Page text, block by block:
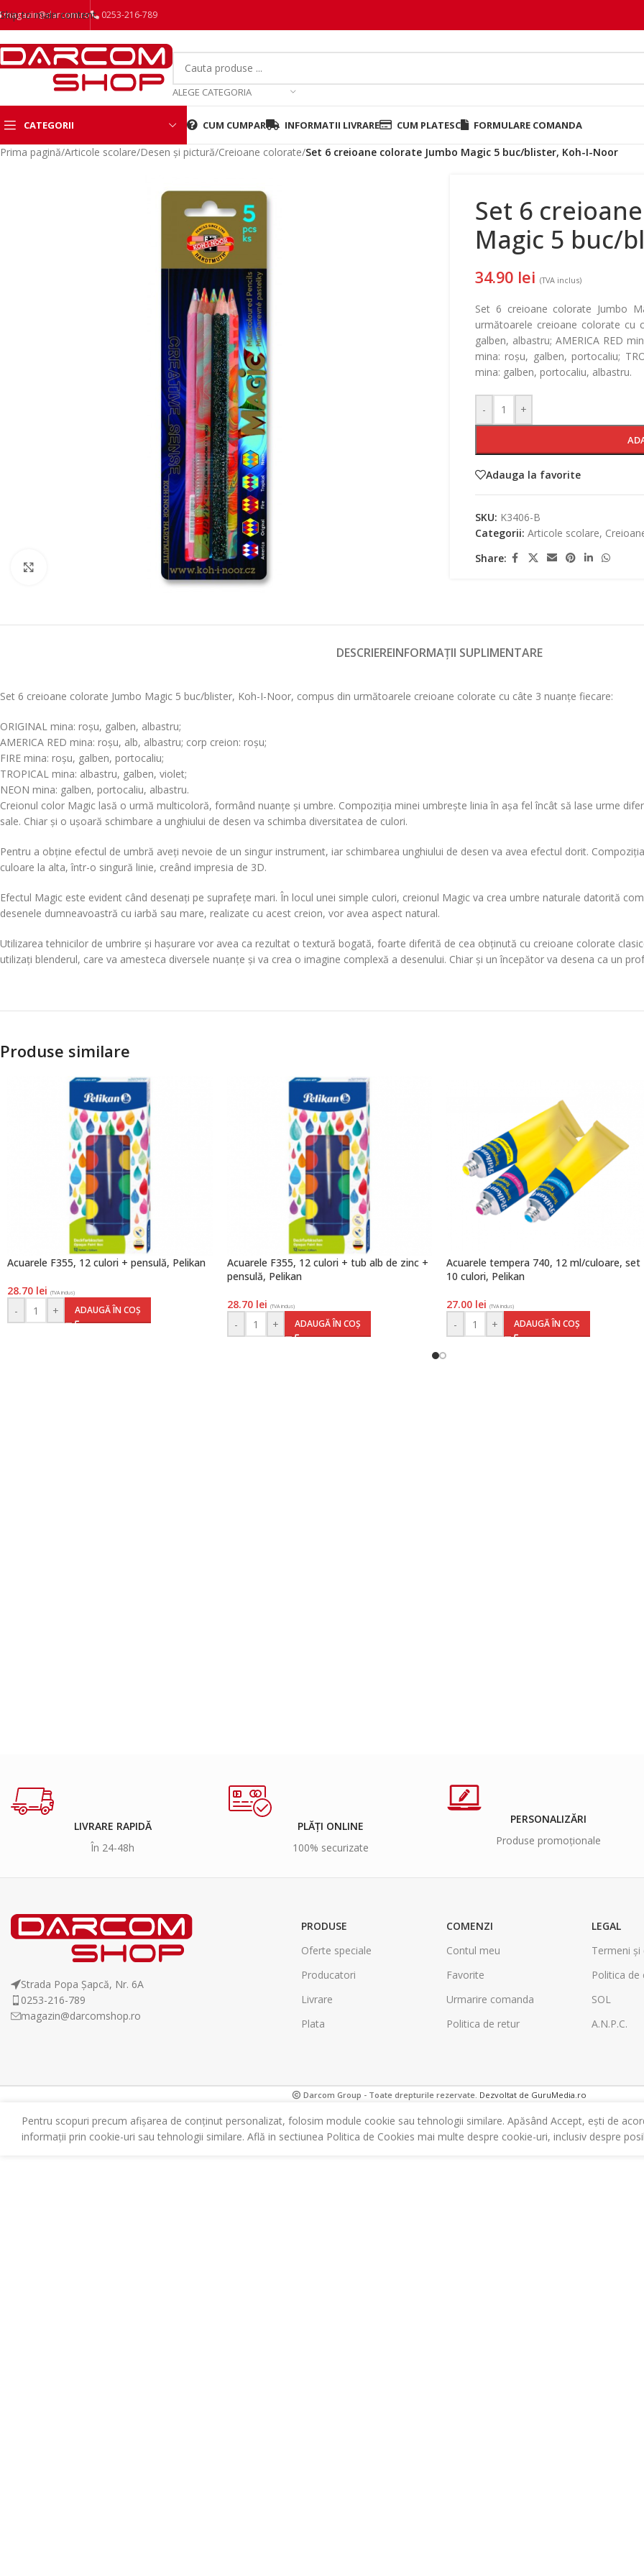
Skip to main content
magazin@darcom.ro 0253-216-789
ALEGE CATEGORIA
CATEGORII CUM CUMPAR INFORMATII LIVRARE CUM PLATESC FORMULARE COMANDA
Prima pagină/Articole scolare/Desen și pictură/Creioane colorate/Set 6 creioane colorate Jumbo Magic 5 buc/blister, Koh-I-Noor
Set 6
Magic 5 buc/
34.90 lei (TVA inclus)
Set 6 creioane colorate Jumbo
următoarele creioane colorate cu
galben, albastru; AMERICA RED
mina: roșu, galben, portocaliu;
mina: galben, portocaliu, albastru.
- +
Adauga la favorite
SKU: K3406-B
Categorii: Articole scolare,
Share:
DESCRIEREINFORMAȚII SUPLIMENTARE
Set 6 creioane colorate Jumbo Magic 5 buc/blister, Koh-I-Noor, compus din următoarele creioane colorate cu câte 3 nuanțe fiecare:
ORIGINAL mina: roșu, galben, albastru;
AMERICA RED mina: roșu, alb, albastru; corp creion: roșu;
FIRE mina: roșu, galben, portocaliu;
TROPICAL mina: albastru, galben, violet;
NEON mina: galben, portocaliu, albastru.
Creionul color Magic lasă o urmă multicoloră, formând nuanțe și umbre. Compoziția minei umbrește linia în așa fel încât să lase urme
sale. Chiar și o ușoară schimbare a unghiului de desen va schimba diversitatea de culori.
Pentru a obține efectul de umbră aveți nevoie de un singur instrument, iar schimbarea unghiului de desen va avea efectul dorit.
culoare la alta, într-o singură linie, creând impresia de 3D.
Efectul Magic este evident când desenați pe suprafețe mari. În locul unei simple culori, creionul Magic va crea umbre naturale datorită
desenele dumneavoastră cu iarbă sau mare, realizate cu acest creion, vor avea aspect natural.
Utilizarea tehnicilor de umbrire și hașurare vor avea ca rezultat o textură bogată, foarte diferită de cea obținută cu creioane colorate
utilizați blenderul, care va amesteca diversele nuanțe și va crea o imagine complexă a desenului. Chiar și un începător va desena ca un
Produse similare
Acuarele F355, 12 culori + pensulă, Pelikan
28.70 lei (TVA inclus)
- + ADAUGĂ ÎN COȘ
Acuarele F355, 12 culori + tub alb de zinc +
pensulă, Pelikan
28.70 lei (TVA inclus)
- + ADAUGĂ ÎN COȘ
Acuarele tempera 740, 12 ml/culoare, set
10 culori, Pelikan
27.00 lei (TVA inclus)
- + ADAUGĂ ÎN COȘ
LIVRARE RAPIDĂ
În 24-48h
PLĂȚI ONLINE
100% securizate
PERSONALIZĂRI
Produse promoționale
Strada Popa Șapcă, Nr. 6A
0253-216-789
magazin@darcomshop.ro
PRODUSE
Oferte speciale
Producatori
Livrare
Plata
COMENZI
Contul meu
Favorite
Urmarire comanda
Politica de retur
LEGAL
Termeni și
Politica
SOL
A.N.P.C.
Darcom Group - Toate drepturile rezervate. Dezvoltat de GuruMedia.ro
Pentru scopuri precum afișarea de conținut personalizat, folosim module cookie sau tehnologii similare. Apăsând Accept, ești de
informații prin cookie-uri sau tehnologii similare. Află in sectiunea Politica de Cookies mai multe despre cookie-uri, inclusiv despre